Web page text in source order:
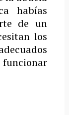
habías
de un
los